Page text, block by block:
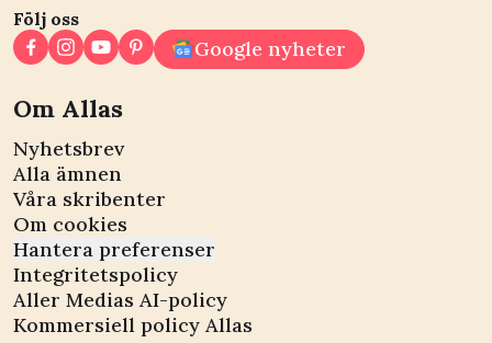
Följ oss
Google nyheter
Om Allas
Nyhetsbrev
Alla ämnen
Våra skribenter
Om cookies
Hantera preferenser
Integritetspolicy
Aller Medias AI-policy
Kommersiell policy Allas